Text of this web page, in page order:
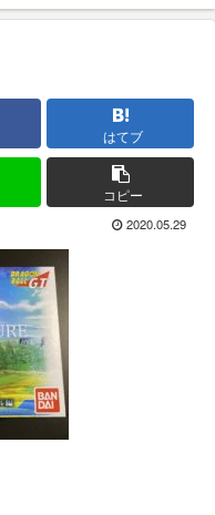
はてブ
コピー
2020.05.29